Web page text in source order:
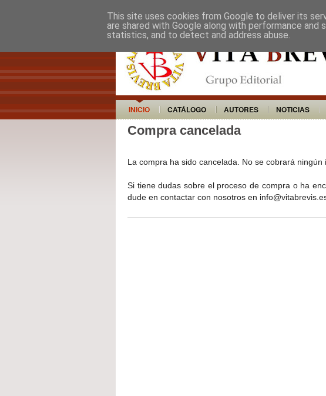
INICIO CATÁLOGO AUTORES NOTICIAS
Compra cancelada
La compra ha sido cancelada. No se cobrará ningún
Si tiene dudas sobre el proceso de compra o ha
dude en contactar con nosotros en
This site uses cookies from Google to deliver its
are shared with Google along with performance
statistics, and to detect and address abuse.